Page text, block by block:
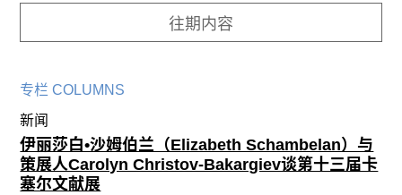
往期内容
专栏 COLUMNS
新闻
伊丽莎白•沙姆伯兰（Elizabeth Schambelan）与
策展人Carolyn Christov-Bakargiev谈第十三届卡
塞尔文献展